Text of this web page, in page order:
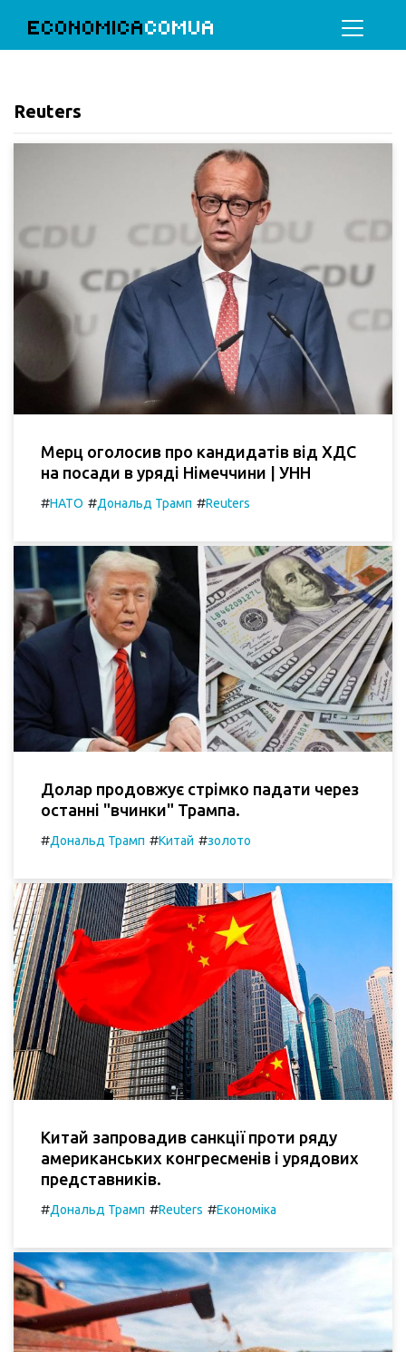
ECONOMICACOMUA
Reuters
Мерц оголосив про кандидатів від ХДС
на посади в уряді Німеччини | УНН
#НАТО #Дональд Трамп #Reuters
Долар продовжує стрімко падати через
останні "вчинки" Трампа.
#Дональд Трамп #Китай #золото
Китай запровадив санкції проти ряду
американських конгресменів і урядових
представників.
#Дональд Трамп #Reuters #Економіка